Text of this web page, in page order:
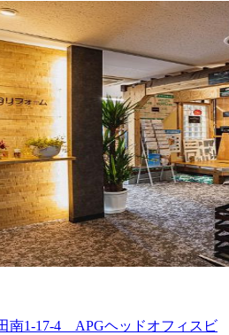
南1-17-4 APGヘッドオフィスビ